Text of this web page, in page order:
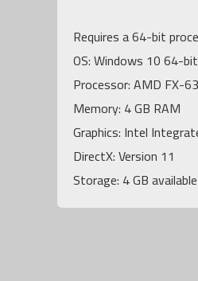
Requires a 64-bit
OS: Windows 10 64-
Processor: AMD FX-
Memory: 4 GB RAM
Graphics: Intel
DirectX: Version 11
Storage: 4 GB